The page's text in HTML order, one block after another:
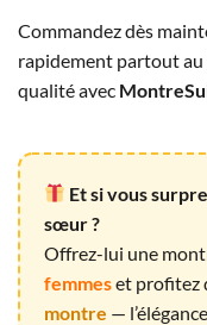
Commandez dès
rapidement partout au
qualité avec
Et si vous
sœur ?
Offrez-lui une
femmeset profitez
montre —